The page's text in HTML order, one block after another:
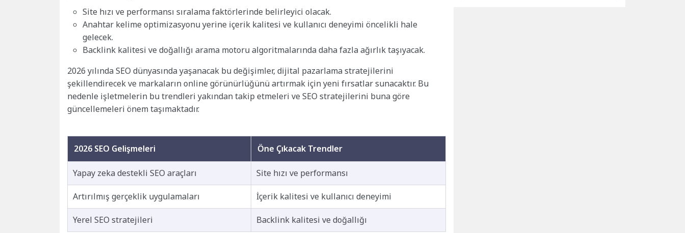
Site hızı ve performansı sıralama faktörlerinde belirleyici olacak.
Anahtar kelime optimizasyonu yerine içerik kalitesi ve kullanıcı deneyimi öncelikli hale
gelecek.
Backlink kalitesi ve doğallığı arama motoru algoritmalarında daha fazla ağırlık taşıyacak.
2026 yılında SEO dünyasında yaşanacak bu değişimler, dijital pazarlama stratejilerini
şekillendirecek ve markaların online görünürlüğünü artırmak için yeni fırsatlar sunacaktır. Bu
nedenle işletmelerin bu trendleri yakından takip etmeleri ve SEO stratejilerini buna göre
güncellemeleri önem taşımaktadır.
2026 SEO Gelişmeleri Öne Çıkacak Trendler
Yapay zeka destekli SEO araçları Site hızı ve performansı
Artırılmış gerçeklik uygulamaları İçerik kalitesi ve kullanıcı deneyimi
Yerel SEO stratejileri Backlink kalitesi ve doğallığı